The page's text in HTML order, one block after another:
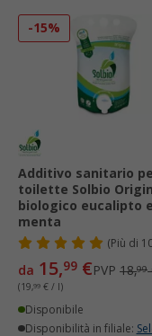
-15%
Additivo sanitario
toilette Solbio
biologico eucalipto e
menta
(Più di
da 15,99 €PVP 18,99
(19,99 € / l)
Disponibile
Disponibilità in filiale: